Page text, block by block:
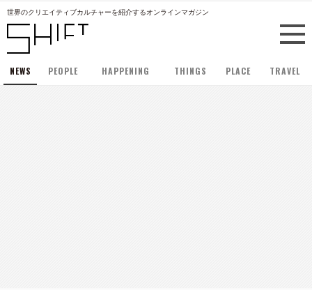
世界のクリエイティブカルチャーを紹介するオンラインマガジン
NEWS PEOPLE HAPPENING THINGS PLACE TRAVEL